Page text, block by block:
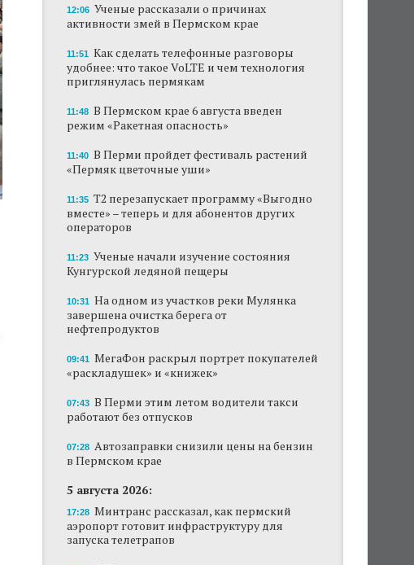
На одном из участков реки Мулянка
завершена очистка берега от
нефтепродуктов
В Перми этим летом водители такси
работают без отпусков
Автозаправки снизили цены на бензин в
В Перми задержали мужчину,
нефтепереработке
12:06 Ученые рассказали о причинах
активности змей в Пермском крае
11:51 Как сделать телефонные разговоры
удобнее: что такое VoLTE и чем технология
приглянулась пермякам
11:48 В Пермском крае 6 августа введен
режим «Ракетная опасность»
11:40 В Перми пройдет фестиваль растений
«Пермяк цветочные уши»
11:35 Т2 перезапускает программу «Выгодно
вместе» – теперь и для абонентов других
операторов
11:23 Ученые начали изучение состояния
Кунгурской ледяной пещеры
10:31 На одном из участков реки Мулянка
завершена очистка берега от
нефтепродуктов
09:41 МегаФон раскрыл портрет покупателей
«раскладушек» и «книжек»
07:43 В Перми этим летом водители такси
работают без отпусков
07:28 Автозаправки снизили цены на бензин
в Пермском крае
5 августа 2026:
17:28 Минтранс рассказал, как пермский
аэропорт готовит инфраструктуру для
запуска телетрапов